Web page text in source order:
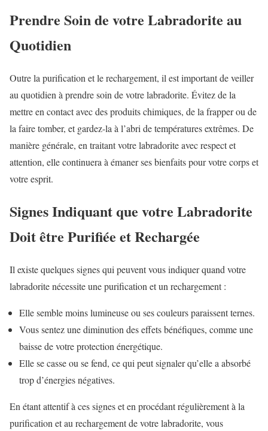
Prendre Soin de votre Labradorite au
Quotidien
Outre la purification et le rechargement, il est important de veiller
au quotidien à prendre soin de votre labradorite. Évitez de la
mettre en contact avec des produits chimiques, de la frapper ou de
la faire tomber, et gardez-la à l’abri de températures extrêmes. De
manière générale, en traitant votre labradorite avec respect et
attention, elle continuera à émaner ses bienfaits pour votre corps et
votre esprit.
Signes Indiquant que votre Labradorite
Doit être Purifiée et Rechargée
Il existe quelques signes qui peuvent vous indiquer quand votre
labradorite nécessite une purification et un rechargement :
Elle semble moins lumineuse ou ses couleurs paraissent ternes.
Vous sentez une diminution des effets bénéfiques, comme une
baisse de votre protection énergétique.
Elle se casse ou se fend, ce qui peut signaler qu’elle a absorbé
trop d’énergies négatives.
En étant attentif à ces signes et en procédant régulièrement à la
purification et au rechargement de votre labradorite, vous